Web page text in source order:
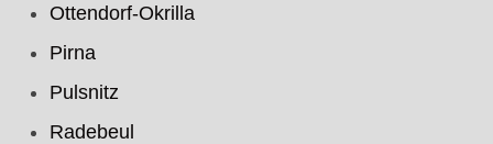
Ottendorf-Okrilla
Pirna
Pulsnitz
Radebeul